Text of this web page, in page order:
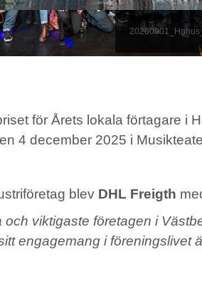
för Årets lokala förtagare i
4 december 2025 i
blev DHL Freigth
och viktigaste företagen i
engagemang i föreningslivet